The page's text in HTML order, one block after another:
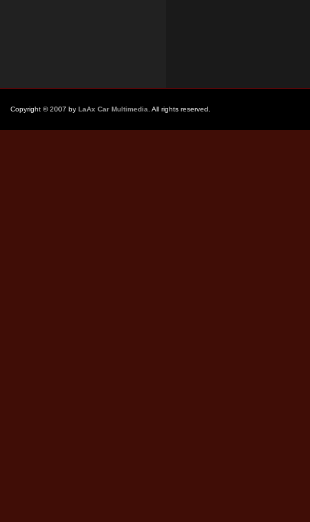
Copyright © 2007 by LaAx Car Multimedia . All rights reserved.